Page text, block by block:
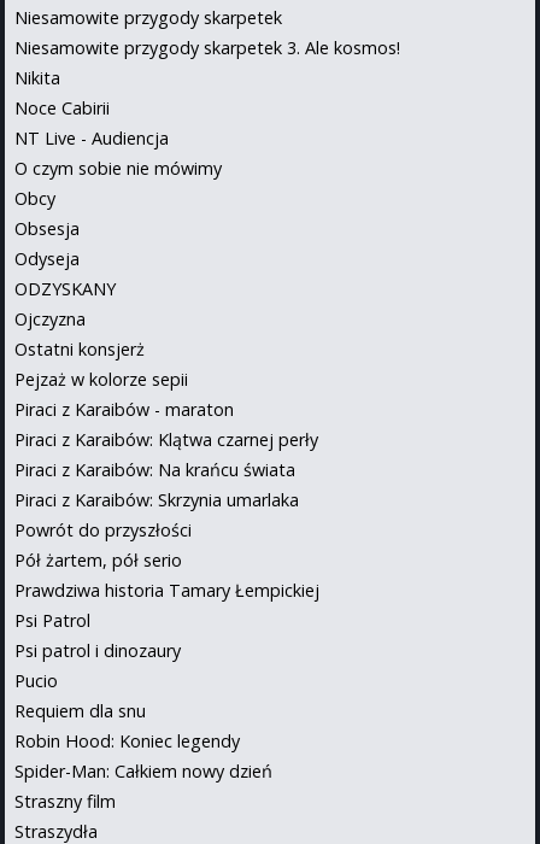
Niesamowite przygody skarpetek
Niesamowite przygody skarpetek 3. Ale kosmos!
Nikita
Noce Cabirii
NT Live - Audiencja
O czym sobie nie mówimy
Obcy
Obsesja
Odyseja
ODZYSKANY
Ojczyzna
Ostatni konsjerż
Pejzaż w kolorze sepii
Piraci z Karaibów - maraton
Piraci z Karaibów: Klątwa czarnej perły
Piraci z Karaibów: Na krańcu świata
Piraci z Karaibów: Skrzynia umarlaka
Powrót do przyszłości
Pół żartem, pół serio
Prawdziwa historia Tamary Łempickiej
Psi Patrol
Psi patrol i dinozaury
Pucio
Requiem dla snu
Robin Hood: Koniec legendy
Spider-Man: Całkiem nowy dzień
Straszny film
Straszydła